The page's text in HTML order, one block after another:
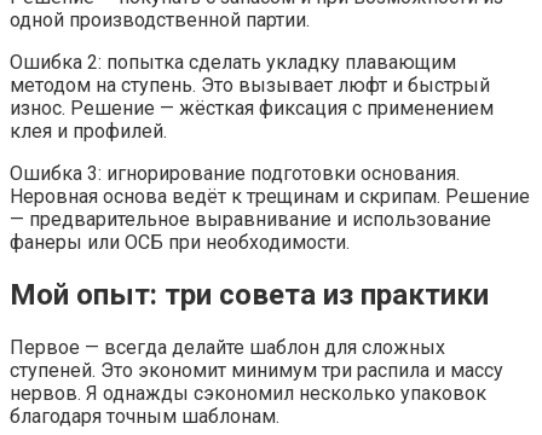
одной производственной партии.
Ошибка 2: попытка сделать укладку плавающим
методом на ступень. Это вызывает люфт и быстрый
износ. Решение — жёсткая фиксация с применением
клея и профилей.
Ошибка 3: игнорирование подготовки основания.
Неровная основа ведёт к трещинам и скрипам. Решение
— предварительное выравнивание и использование
фанеры или ОСБ при необходимости.
Мой опыт: три совета из практики
Первое — всегда делайте шаблон для сложных
ступеней. Это экономит минимум три распила и массу
нервов. Я однажды сэкономил несколько упаковок
благодаря точным шаблонам.